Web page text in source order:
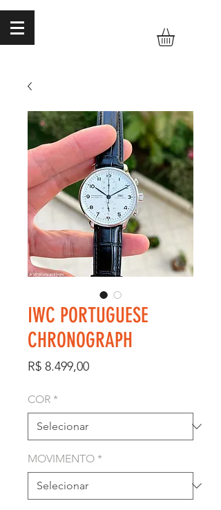
IWC PORTUGUESE
CHRONOGRAPH
R$ 8.499,00Preço
COR *
MOVIMENTO *